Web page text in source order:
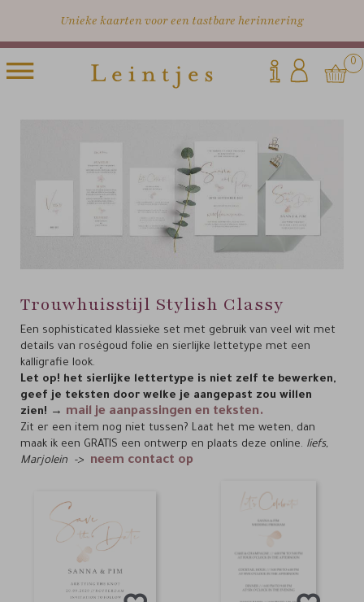
Unieke kaarten voor een tastbare herinnering
0
Trouwhuisstijl Stylish Classy
Een sophisticated klassieke set met gebruik van veel wit met
details van roségoud folie en sierlijke lettetype met een
kalligrafie look.
Let op! het sierlijke lettertype is niet zelf te bewerken,
geef je teksten door welke je aangepast zou willen
zien! → mail je aanpassingen en teksten.
Zit er een item nog niet tussen? Laat het me weten, dan
maak ik een GRATIS een ontwerp en plaats deze online. liefs,
Marjolein -> neem contact op